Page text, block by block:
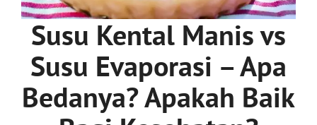
Susu Kental Manis vs
Susu Evaporasi – Apa
Bedanya? Apakah Baik